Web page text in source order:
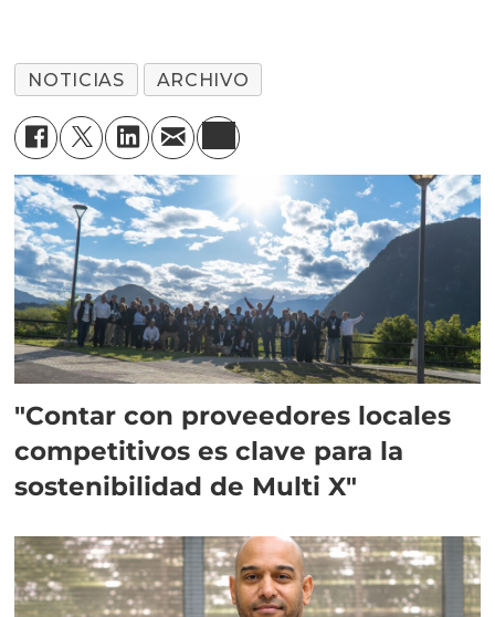
NOTICIAS ARCHIVO
"Contar con proveedores locales
competitivos es clave para la
sostenibilidad de Multi X"